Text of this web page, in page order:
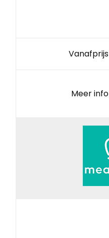
Vanafprijs
Meer info